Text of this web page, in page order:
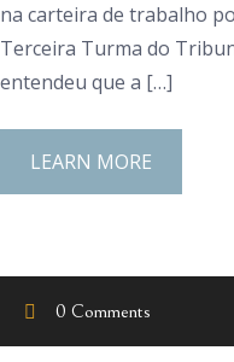
na carteira de trabalho
Terceira Turma do
entendeu que a […]
LEARN MORE
0 Comments